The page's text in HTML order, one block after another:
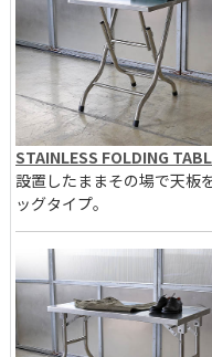
STAINLESS FOLDING
設置したままその場で天板
ッグタイプ。